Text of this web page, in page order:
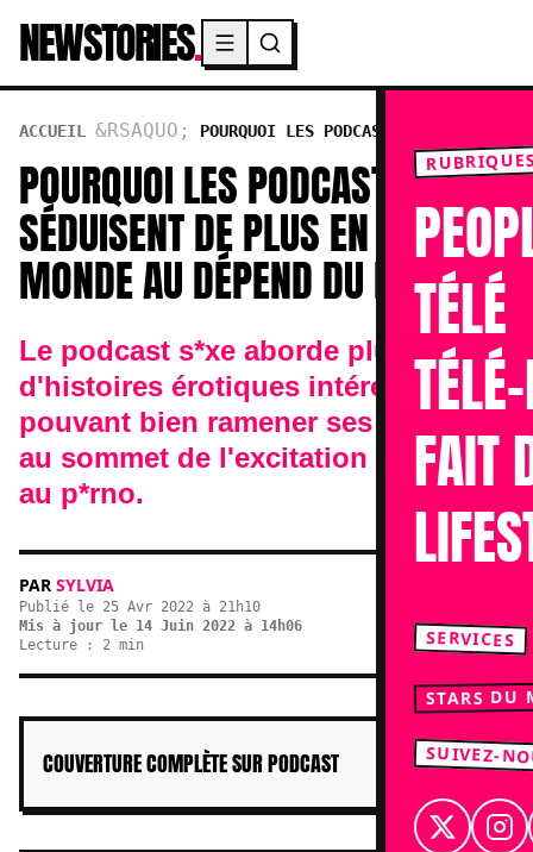
NEWSTORIES.
TÉLÉ
FAIT
SERVICES
STARS DU
SUIVEZ-
ACCUEIL
POURQUOI LES PODCAST S*XE
SÉDUISENT DE PLUS EN PLUS DE MONDE AU DÉPEND
DU P*RNO?
POURQUOI LES PODCAST S*XE
SÉDUISENT DE PLUS EN PLUS DE
MONDE AU DÉPEND DU P*RNO?
Le podcast s*xe aborde plus
d'histoires érotiques intéressantes
pouvant bien ramener ses auditeurs
au sommet de l'excitation comparé
au p*rno.
PAR SYLVIA
Publié le 25 Avr 2022 à 21h10
Mis à jour le 14 Juin 2022 à 14h06
Lecture : 2 min
COUVERTURE COMPLÈTE SUR PODCAST